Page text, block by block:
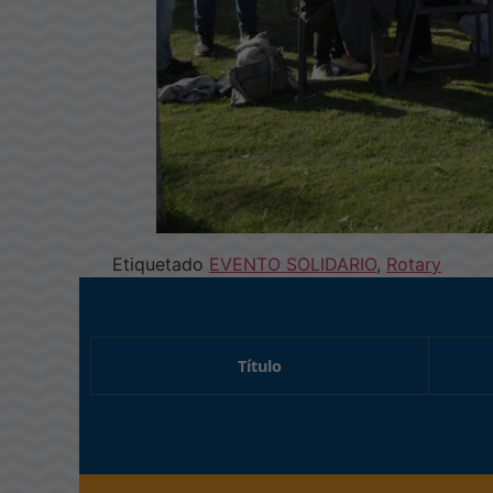
Etiquetado EVENTO SOLIDARIO, Rotary
Título